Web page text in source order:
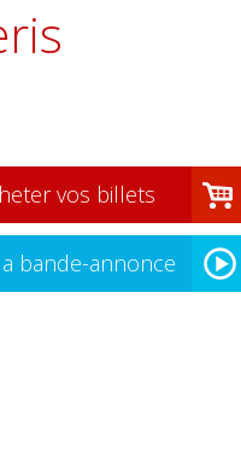
vos billets
bande-annonce